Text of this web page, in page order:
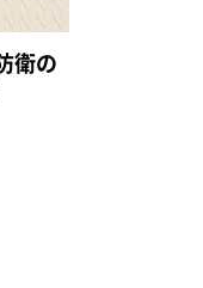
衛の